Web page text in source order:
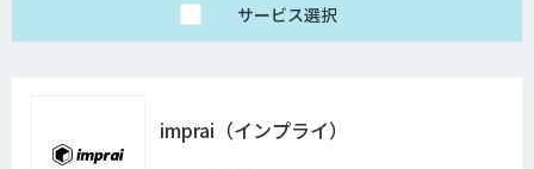
サービス選択
imprai（インプライ）